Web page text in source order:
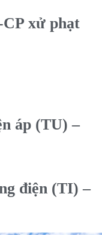
xử phạt
áp (TU) –
điện (TI) –